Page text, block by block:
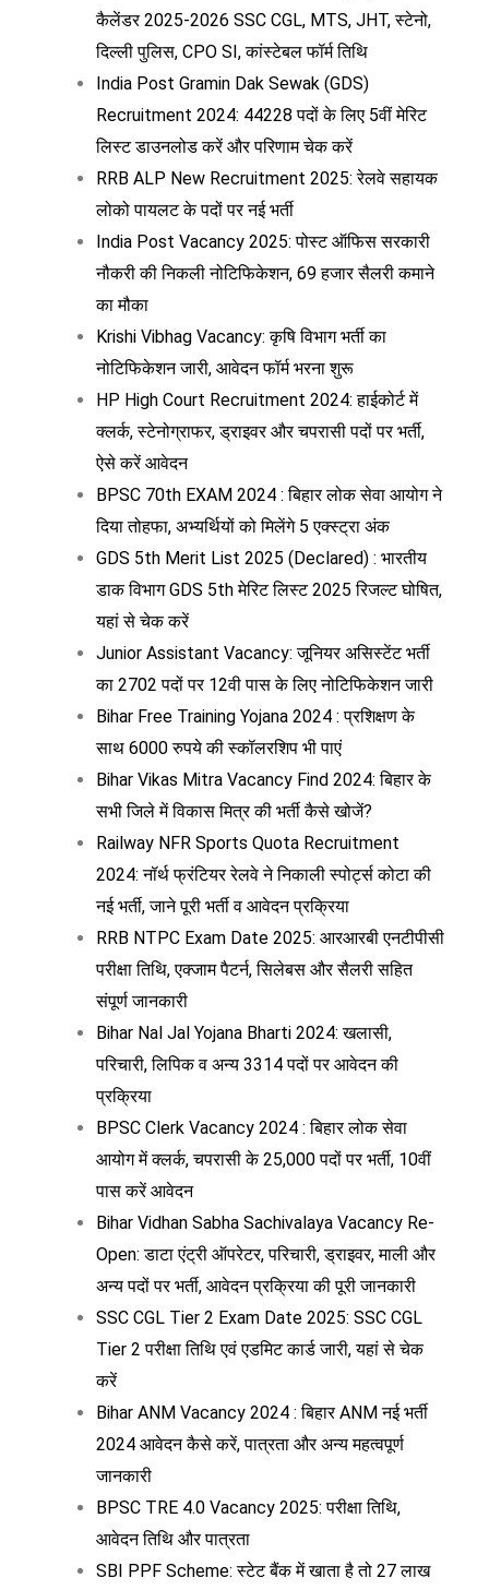
कैलेंडर 2025-2026 SSC CGL, MTS, JHT, स्टेनो,
दिल्ली पुलिस, CPO SI, कांस्टेबल फॉर्म तिथि
India Post Gramin Dak Sewak (GDS)
Recruitment 2024: 44228 पदों के लिए 5वीं मेरिट
लिस्ट डाउनलोड करें और परिणाम चेक करें
RRB ALP New Recruitment 2025: रेलवे सहायक
लोको पायलट के पदों पर नई भर्ती
India Post Vacancy 2025: पोस्ट ऑफिस सरकारी
नौकरी की निकली नोटिफिकेशन, 69 हजार सैलरी कमाने
का मौका
Krishi Vibhag Vacancy: कृषि विभाग भर्ती का
नोटिफिकेशन जारी, आवेदन फॉर्म भरना शुरू
HP High Court Recruitment 2024: हाईकोर्ट में
क्लर्क, स्टेनोग्राफर, ड्राइवर और चपरासी पदों पर भर्ती,
ऐसे करें आवेदन
BPSC 70th EXAM 2024 : बिहार लोक सेवा आयोग ने
दिया तोहफा, अभ्यर्थियों को मिलेंगे 5 एक्स्ट्रा अंक
GDS 5th Merit List 2025 (Declared) : भारतीय
डाक विभाग GDS 5th मेरिट लिस्ट 2025 रिजल्ट घोषित,
यहां से चेक करें
Junior Assistant Vacancy: जूनियर असिस्टेंट भर्ती
का 2702 पदों पर 12वी पास के लिए नोटिफिकेशन जारी
Bihar Free Training Yojana 2024 : प्रशिक्षण के
साथ 6000 रुपये की स्कॉलरशिप भी पाएं
Bihar Vikas Mitra Vacancy Find 2024: बिहार के
सभी जिले में विकास मित्र की भर्ती कैसे खोजें?
Railway NFR Sports Quota Recruitment
2024: नॉर्थ फ्रंटियर रेलवे ने निकाली स्पोर्ट्स कोटा की
नई भर्ती, जाने पूरी भर्ती व आवेदन प्रक्रिया
RRB NTPC Exam Date 2025: आरआरबी एनटीपीसी
परीक्षा तिथि, एक्जाम पैटर्न, सिलेबस और सैलरी सहित
संपूर्ण जानकारी
Bihar Nal Jal Yojana Bharti 2024: खलासी,
परिचारी, लिपिक व अन्य 3314 पदों पर आवेदन की
प्रक्रिया
BPSC Clerk Vacancy 2024 : बिहार लोक सेवा
आयोग में क्लर्क, चपरासी के 25,000 पदों पर भर्ती, 10वीं
पास करें आवेदन
Bihar Vidhan Sabha Sachivalaya Vacancy Re-
Open: डाटा एंट्री ऑपरेटर, परिचारी, ड्राइवर, माली और
अन्य पदों पर भर्ती, आवेदन प्रक्रिया की पूरी जानकारी
SSC CGL Tier 2 Exam Date 2025: SSC CGL
Tier 2 परीक्षा तिथि एवं एडमिट कार्ड जारी, यहां से चेक
करें
Bihar ANM Vacancy 2024 : बिहार ANM नई भर्ती
2024 आवेदन कैसे करें, पात्रता और अन्य महत्वपूर्ण
जानकारी
BPSC TRE 4.0 Vacancy 2025: परीक्षा तिथि,
आवेदन तिथि और पात्रता
SBI PPF Scheme: स्टेट बैंक में खाता है तो 27 लाख